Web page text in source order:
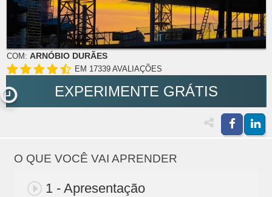
COM: ARNÓBIO DURÃES
EM 17339 AVALIAÇÕES
EXPERIMENTE GRÁTIS
O QUE VOCÊ VAI APRENDER
1 - Apresentação